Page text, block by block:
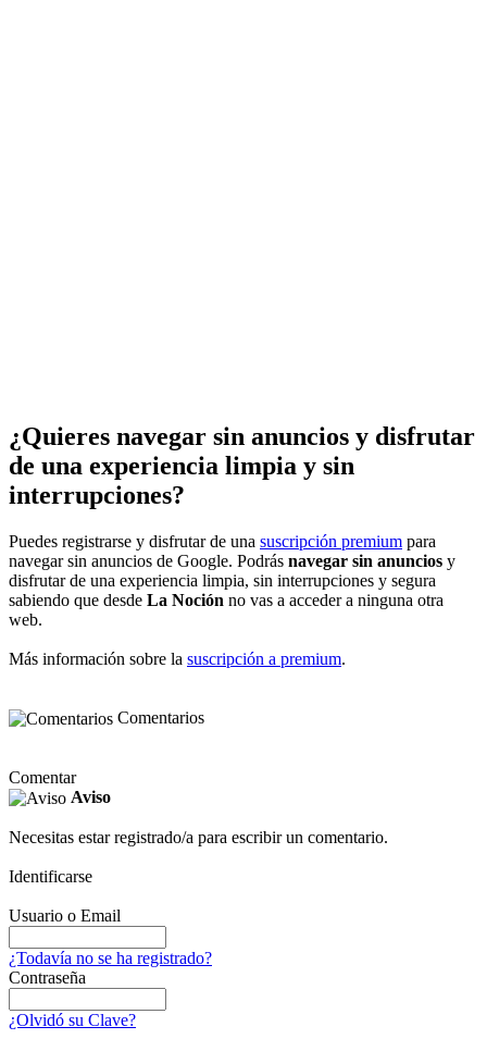
¿Quieres navegar sin anuncios y disfrutar
de una experiencia limpia y sin
interrupciones?
Puedes registrarse y disfrutar de una suscripción premium para
navegar sin anuncios de Google. Podrás navegar sin anuncios y
disfrutar de una experiencia limpia, sin interrupciones y segura
sabiendo que desde La Noción no vas a acceder a ninguna otra
web.
Más información sobre la suscripción a premium.
Comentarios
Comentar
Aviso
Necesitas estar registrado/a para escribir un comentario.
Identificarse
Usuario o Email
¿Todavía no se ha registrado?
Contraseña
¿Olvidó su Clave?